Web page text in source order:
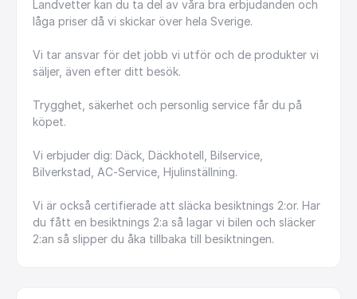
Landvetter kan du ta del av våra bra erbjudanden och
låga priser då vi skickar över hela Sverige.
Vi tar ansvar för det jobb vi utför och de produkter vi
säljer, även efter ditt besök.
Trygghet, säkerhet och personlig service får du på
köpet.
Vi erbjuder dig: Däck, Däckhotell, Bilservice,
Bilverkstad, AC-Service, Hjulinställning.
Vi är också certifierade att släcka besiktnings 2:or. Har
du fått en besiktnings 2:a så lagar vi bilen och släcker
2:an så slipper du åka tillbaka till besiktningen.